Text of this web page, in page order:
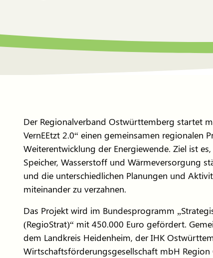
Der Regionalverband Ostwürttemberg startet
VernEEtzt 2.0“ einen gemeinsamen regionalen
Weiterentwicklung der Energiewende. Ziel ist
Speicher, Wasserstoff und Wärmeversorgung
und die unterschiedlichen Planungen und
miteinander zu verzahnen.
Das Projekt wird im Bundesprogramm
(RegioStrat)“ mit 450.000 Euro gefördert.
dem Landkreis Heidenheim, der IHK
Wirtschaftsförderungsgesellschaft mbH